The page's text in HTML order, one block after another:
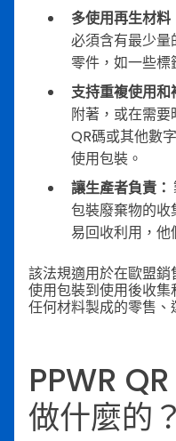
多使用再生材料
必須含有最少
零件，如一些標
支持重複使用和
附著，或在需
QR碼或其他數
使用包裝。
讓生產者負責：
包裝廢棄物的
易回收利用，他
該法規適用於在歐盟
使用包裝到使用後收
任何材料製成的零售、
PPWR
做什麼的？